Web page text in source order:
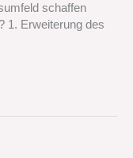
schaffen
1. Erweiterung des